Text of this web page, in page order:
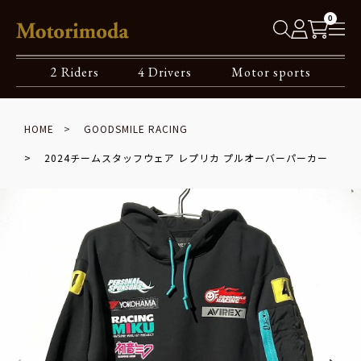
0
2 Riders 4 Drivers Motor sports
HOME GOODSMILE RACING
2024チームスタッフウェア レプリカ プルオーバーパーカー